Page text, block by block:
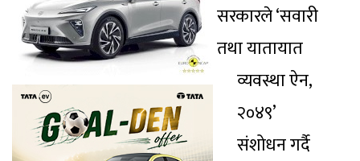
सरकारले ‘सवारी
तथा यातायात
व्यवस्था ऐन,
२०४९’
संशोधन गर्दै